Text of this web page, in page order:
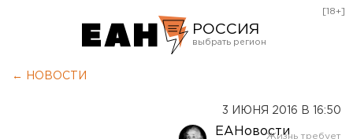
РОССИЯ
[18+]
← НОВОСТИ
3 ИЮНЯ 2016 В 16:50
ЕАНовости